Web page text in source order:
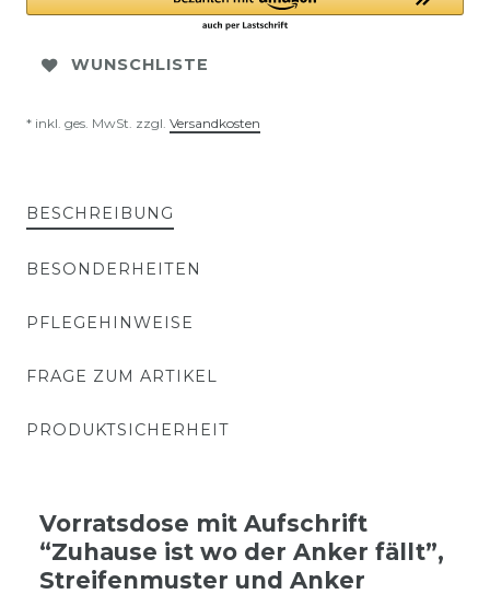
WUNSCHLISTE
* inkl. ges. MwSt. zzgl. Versandkosten
BESCHREIBUNG
BESONDERHEITEN
PFLEGEHINWEISE
FRAGE ZUM ARTIKEL
PRODUKTSICHERHEIT
Vorratsdose mit Aufschrift
“Zuhause ist wo der Anker fällt”,
Streifenmuster und Anker